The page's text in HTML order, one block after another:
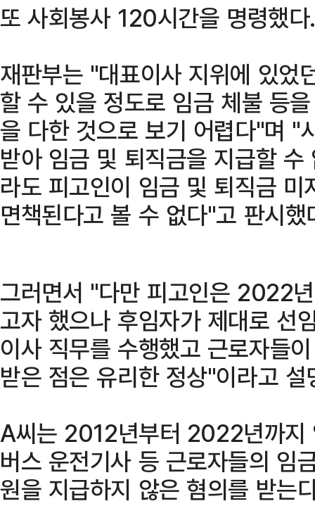
또 사회봉사 120시간을 명령했다.
재판부는 "대표이사 지위에 있었
할 수 있을 정도로 임금 체불 등
을 다한 것으로 보기 어렵다"며 "
받아 임금 및 퇴직금을 지급할
라도 피고인이 임금 및 퇴직금
면책된다고 볼 수 없다"고 판시했
그러면서 "다만 피고인은 2022
고자 했으나 후임자가 제대로 선
이사 직무를 수행했고 근로자들
받은 점은 유리한 정상"이라고 설
A씨는 2012년부터 2022년까지
버스 운전기사 등 근로자들의
원을 지급하지 않은 혐의를 받는